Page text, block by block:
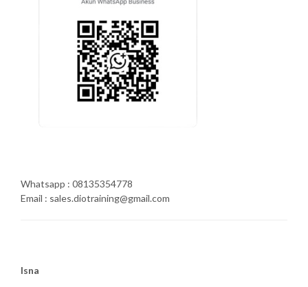
Whatsapp : 08135354778
Email : sales.diotraining@gmail.com
Isna